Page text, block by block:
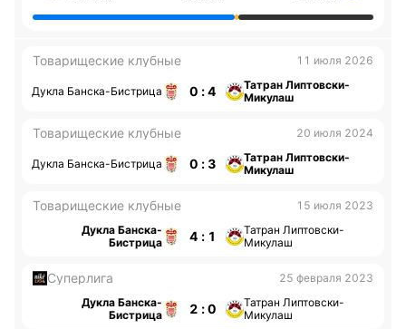
Товарищеские клубные 11 июля 2026
Дукла Банска-Бистрица 0 : 4
Татран Липтовски-
Микулаш
Товарищеские клубные 20 июля 2024
Дукла Банска-Бистрица 0 : 3
Татран Липтовски-
Микулаш
Товарищеские клубные
15 июля 2023
Дукла Банска-
Бистрица
4 : 1
Татран Липтовски-
Микулаш
Суперлига
25 февраля 2023
Дукла Банска-
Бистрица
2 : 0
Татран Липтовски-
Микулаш